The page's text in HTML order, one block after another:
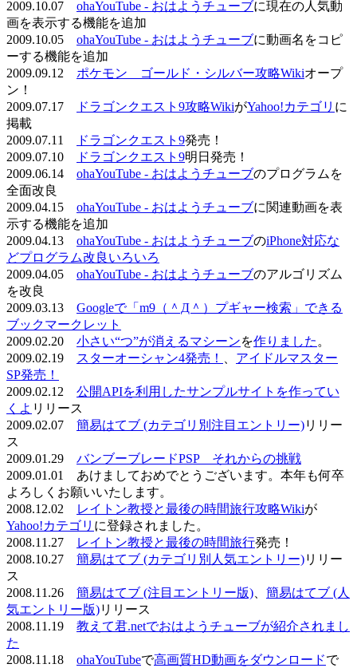
2009.10.07 ohaYouTube - おはようチューブに現在の人気動
画を表示する機能を追加
2009.10.05 ohaYouTube - おはようチューブに動画名をコピ
ーする機能を追加
2009.09.12 ポケモン ゴールド・シルバー攻略Wikiオープ
ン！
2009.07.17
ドラゴンクエスト9攻略WikiがYahoo!カテゴリ に
掲載
2009.07.11
ドラゴンクエスト9発売！
2009.07.10
ドラゴンクエスト9明日発売！
2009.06.14 ohaYouTube - おはようチューブのプログラムを
全面改良
2009.04.15 ohaYouTube - おはようチューブに関連動画を表
示する機能を追加
2009.04.13 ohaYouTube - おはようチューブのiPhone対応な
どプログラム改良いろいろ
2009.04.05 ohaYouTube - おはようチューブのアルゴリズム
を改良
2009.03.13 Googleで「m9（＾Д＾）プギャー検索」できる
ブックマークレット
2009.02.20 小さい“つ”が消えるマシーンを作りました 。
2009.02.19
スターオーシャン4発売！
アイドルマスター
SP発売！
2009.02.12 公開APIを利用したサンプルサイトを作ってい
くよ リリース
2009.02.07 簡易はてブ (カテゴリ別注目エントリー)リリー
ス
2009.01.29 バンブーブレードPSP それからの挑戦
2009.01.01 あけましておめでとうございます。本年も何卒
よろしくお願いいたします。
2008.12.02
レイトン教授と最後の時間旅行攻略Wikiが
Yahoo!カテゴリ に登録されました。
2008.11.27
レイトン教授と最後の時間旅行発売！
2008.10.27 簡易はてブ (カテゴリ別人気エントリー)リリー
ス
2008.11.26 簡易はてブ (注目エントリー版)
簡易はてブ (人
気エントリー版)リリース
2008.11.19 教えて君.netでおはようチューブが紹介されまし
た
2008.11.18 ohaYouTubeで高画質HD動画をダウンロードで